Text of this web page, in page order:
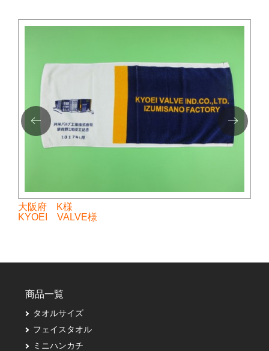
大阪府 K様
KYOEI VALVE様
商品一覧
タオルサイズ
フェイスタオル
ミニハンカチ